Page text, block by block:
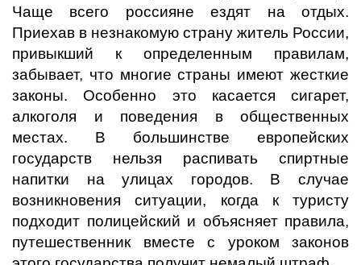
Чаще всего россияне ездят на отдых.
Приехав в незнакомую страну житель России,
привыкший к определенным правилам,
забывает, что многие страны имеют жесткие
законы. Особенно это касается сигарет,
алкоголя и поведения в общественных
местах. В большинстве европейских
государств нельзя распивать спиртные
напитки на улицах городов. В случае
возникновения ситуации, когда к туристу
подходит полицейский и объясняет правила,
путешественник вместе с уроком законов